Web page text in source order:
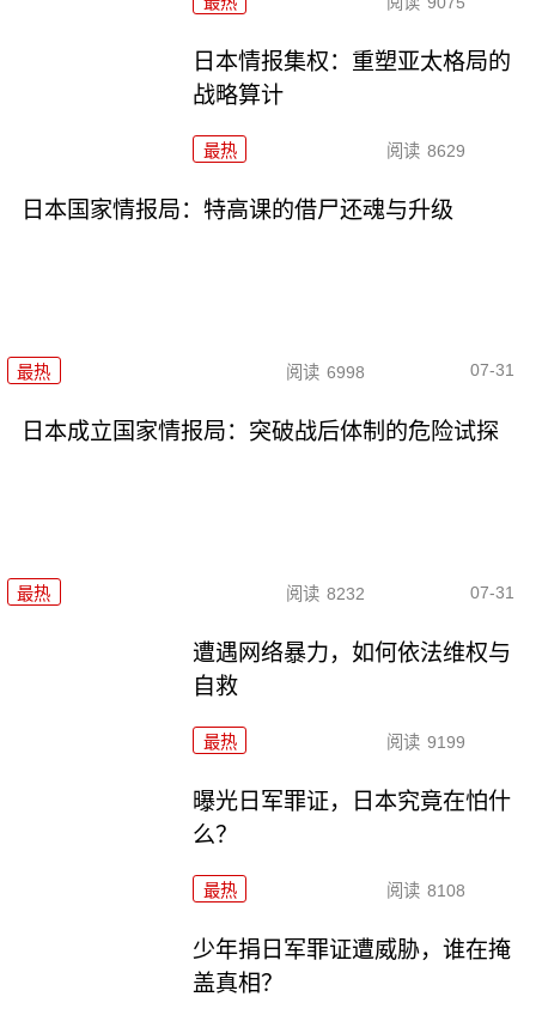
日本情报集权：重塑亚太格局的
战略算计
最热 阅读 8629
日本国家情报局：特高课的借尸还魂与升级
最热 阅读 6998 07-31
日本成立国家情报局：突破战后体制的危险试探
最热 阅读 8232 07-31
遭遇网络暴力，如何依法维权与
自救
最热 阅读 9199
曝光日军罪证，日本究竟在怕什
么？
最热 阅读 8108
少年捐日军罪证遭威胁，谁在掩
盖真相？